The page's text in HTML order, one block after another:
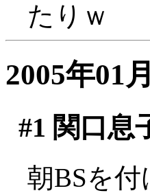
たりｗ
2005年01
#1 関口息
朝BSを